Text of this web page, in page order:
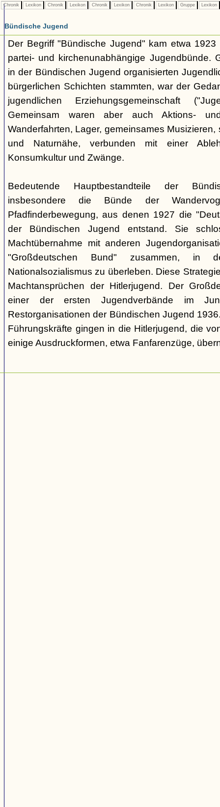
Chronik Lexikon Chronik Lexikon Chronik Lexikon Chronik Lexikon Gruppe Lexikon
Bündische Jugend
Der Begriff "Bündische Jugend" kam etwa
partei- und kirchenunabhängige Jugendbünde.
in der Bündischen Jugend organisierten
bürgerlichen Schichten stammten, war der
jugendlichen Erziehungsgemeinschaft
Gemeinsam waren aber auch Aktions-
Wanderfahrten, Lager, gemeinsames
und Naturnähe, verbunden mit einer
Konsumkultur und Zwänge.
Bedeutende Hauptbestandteile der
insbesondere die Bünde der
Pfadfinderbewegung, aus denen 1927 die
der Bündischen Jugend entstand. Sie
Machtübernahme mit anderen
"Großdeutschen Bund" zusammen,
Nationalsozialismus zu überleben. Diese
Machtansprüchen der Hitlerjugend. Der
einer der ersten Jugendverbände im
Restorganisationen der Bündischen Jugend
Führungskräfte gingen in die Hitlerjugend, die
einige Ausdruckformen, etwa Fanfarenzüge,